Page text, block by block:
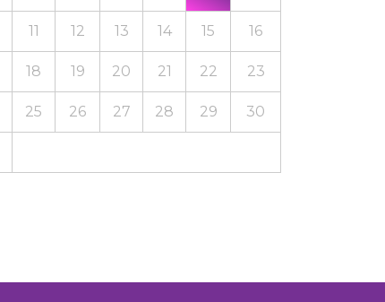
11 12 13 14 15 16
18 19 20 21 22 23
25 26 27 28 29 30